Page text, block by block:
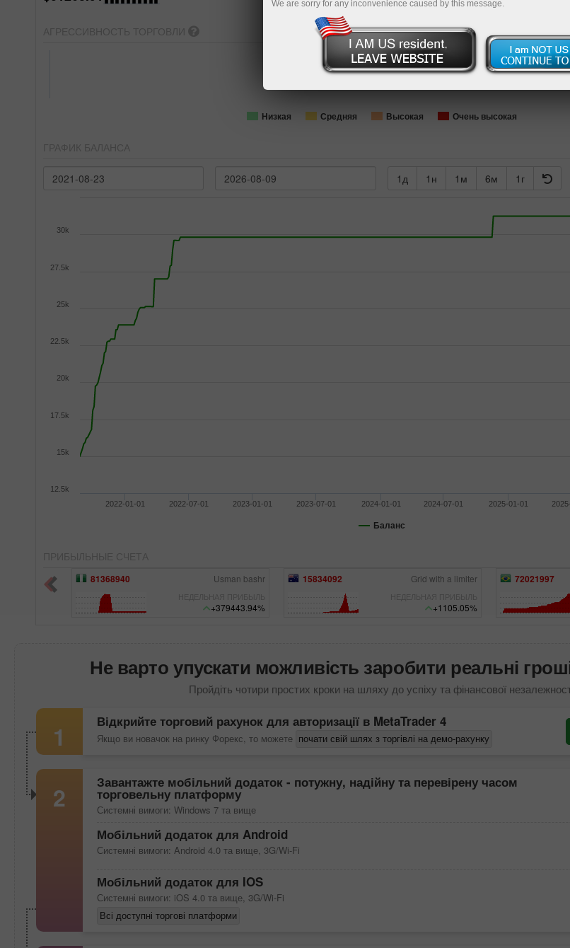
Низкая Средняя Высокая Очень высокая
Loading...
1д 1н 1м 6м 1г
Баланс
2022-01-01 2022-07-01 2023-01-01 2023-07-01 2024-01-01 2024-07-01 2025-01-01
12.5k
15k
17.5k
20k
22.5k
25k
27.5k
30k
Usman bashr 15834092 Grid with a limiter
+1105.05%
72021997 Diegohrocha
+525.89%
15900286
Не варто упускати можливість заробити реальні
Пройдіть чотири простих кроки на шляху до успіху та фінансової
1 Відкрийте торговий рахунок для авторизації в MetaTrader 4
Якщо ви новачок на ринку Форекс, то можете почати свій шлях з торгівлі на демо-рахунку
2 Завантажте мобільний додаток - потужну, надійну та перевірену часом
торговельну платформу
Системні вимоги: Windows 7 та вище
Мобільний додаток для Android
Системні вимоги: Android 4.0 та вище, 3G/Wi-Fi
Мобільний додаток для IOS
Системні вимоги: iOS 4.0 та вище, 3G/Wi-Fi
Всі доступні торгові платформи
Бонус 30%
We are sorry for any inconvenience caused by this message.